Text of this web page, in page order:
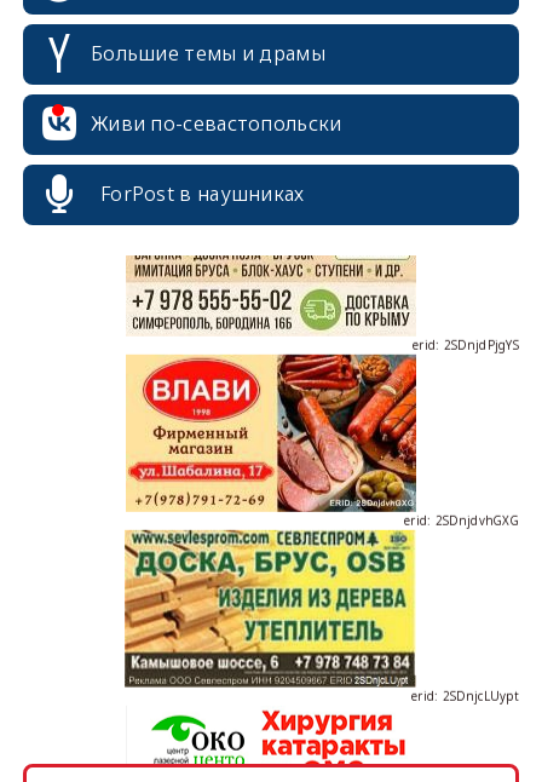
Большие темы и драмы
Живи по-севастопольски
ForPost в наушниках
erid: 2SDnjcrDNw6
erid: 2SDnjdvhGXG